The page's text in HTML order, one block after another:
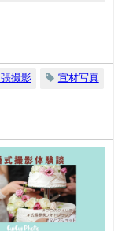
撮影 宣材写真